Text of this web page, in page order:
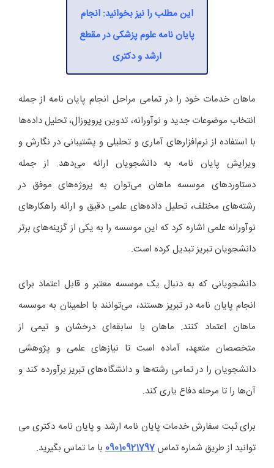
این مطلب را نیز بخوانید: انجام
پایان نامه علوم پزشکی در مقطع
ارشد و دکتری
ماهان خدمات خود را در تمامی مراحل انجام پایان‌ نامه از جمله
انتخاب موضوعات جدید و نوآورانه، تدوین پروپوزال، تحلیل داده‌ها
با استفاده از نرم‌افزارهای آماری و تحلیلی و پشتیبانی در نگارش و
ویرایش پایان‌ نامه به دانشجویان ارائه می‌دهد. از جمله
دستاوردهای موسسه ماهان می‌توان به پروژه‌های موفق در
رشته‌های مختلف، تحلیل داده‌های علمی دقیق و ارائه راهکارهای
نوآورانه علمی اشاره کرد که این موسسه را به یکی از گزینه‌های برتر
دانشجویان تبریز تبدیل کرده است.
دانشجویانی که به دنبال یک موسسه معتبر و قابل اعتماد برای
انجام پایان‌ نامه در تبریز هستند، می‌توانند با اطمینان به موسسه
ماهان اعتماد کنند. ماهان با سابقه‌ای درخشان و تیمی از
متخصصان متعهد، آماده است تا نیازهای علمی و پژوهشی
دانشجویان را در تمامی رشته‌ها و دانشگاه‌های تبریز برآورده کند و
آن‌ها را تا مرحله دفاع یاری کند.
برای ثبت سفارش خدمات پایان نامه ارشد و پایان نامه دکتری می
توانید از طریق شماره تماس 09010921797 با ما تماس بگیرید.